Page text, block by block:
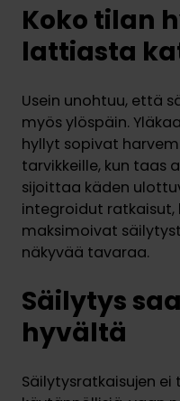
Koko tilan
lattiasta
Usein unohtuu, että
myös ylöspäin.
hyllyt sopivat
tarvikkeille, kun taas
sijoittaa käden
integroidut ratkaisut,
maksimoivat
näkyvää tavaraa.
Säilytys
hyvältä
Säilytysratkaisujen